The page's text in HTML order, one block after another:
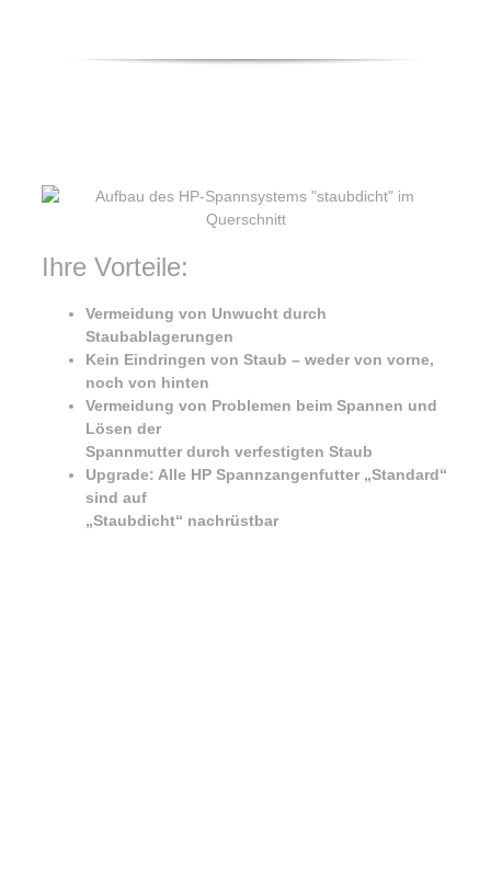
Ihre Vorteile:
Vermeidung von Unwucht durch
Staubablagerungen
Kein Eindringen von Staub – weder von vorne,
noch von hinten
Vermeidung von Problemen beim Spannen und
Lösen der
Spannmutter durch verfestigten Staub
Upgrade: Alle HP Spannzangenfutter „Standard“
sind auf
„Staubdicht“ nachrüstbar